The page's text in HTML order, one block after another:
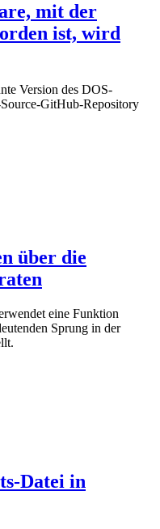
mit der
ist, wird
Version des DOS-
GitHub-Repository
über die
eine Funktion
Sprung in der
Datei in